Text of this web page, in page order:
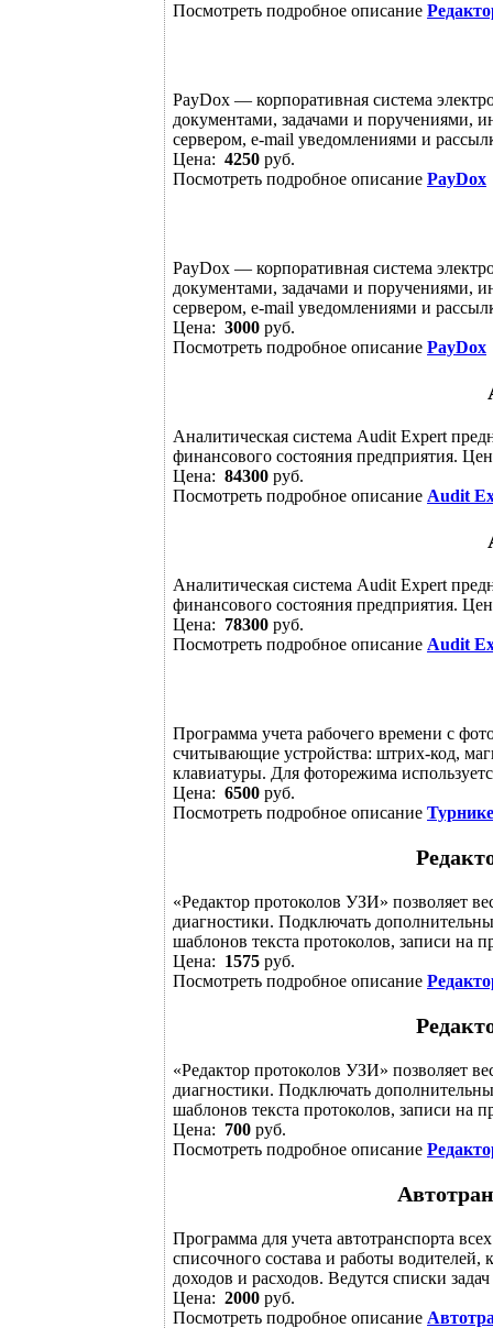
Посмотреть подробное описание
PayDox — корпоративная cистема
документами, задачами и поручениями,
сервером, e-mail уведомлениями и
Цена: 4250 руб.
Посмотреть подробное описание PayDox
PayDox — корпоративная cистема
документами, задачами и поручениями,
сервером, e-mail уведомлениями и
Цена: 3000 руб.
Посмотреть подробное описание PayDox
Аналитическая система Audit Expеrt
финансового состояния предприятия.
Цена: 84300 руб.
Посмотреть подробное описание Audit
Аналитическая система Audit Expеrt
финансового состояния предприятия.
Цена: 78300 руб.
Посмотреть подробное описание Audit
Программа учета рабочего времени с
считывающие устройства: штрих-код,
клавиатуры. Для фоторежима
Цена: 6500 руб.
Посмотреть подробное описание
«Редактор протоколов УЗИ» позволяет
диагностики. Подключать
шаблонов текста протоколов, записи на
Цена: 1575 руб.
Посмотреть подробное описание
«Редактор протоколов УЗИ» позволяет
диагностики. Подключать
шаблонов текста протоколов, записи на
Цена: 700 руб.
Посмотреть подробное описание
Программа для учета автотранспорта
списочного состава и работы
доходов и расходов. Ведутся списки
Цена: 2000 руб.
Посмотреть подробное описание